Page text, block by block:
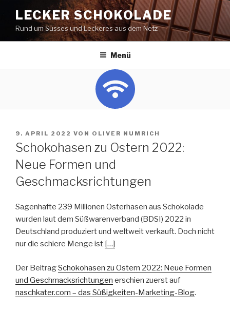
Inhalt
springen
LECKER SCHOKOLADE
Rund um Süsses und Leckeres aus dem Netz
Menü
VERÖFFENTLICHT
AM
9. APRIL 2022 VON OLIVER NUMRICH
Schokohasen zu Ostern 2022:
Neue Formen und
Geschmacksrichtungen
Sagenhafte 239 Millionen Osterhasen aus Schokolade
wurden laut dem Süßwarenverband (BDSI) 2022 in
Deutschland produziert und weltweit verkauft. Doch nicht
nur die schiere Menge ist […]
Der BeitragSchokohasen zu Ostern 2022: Neue Formen
und Geschmacksrichtungen erschien zuerst auf
naschkater.com – das Süßigkeiten-Marketing-Blog.